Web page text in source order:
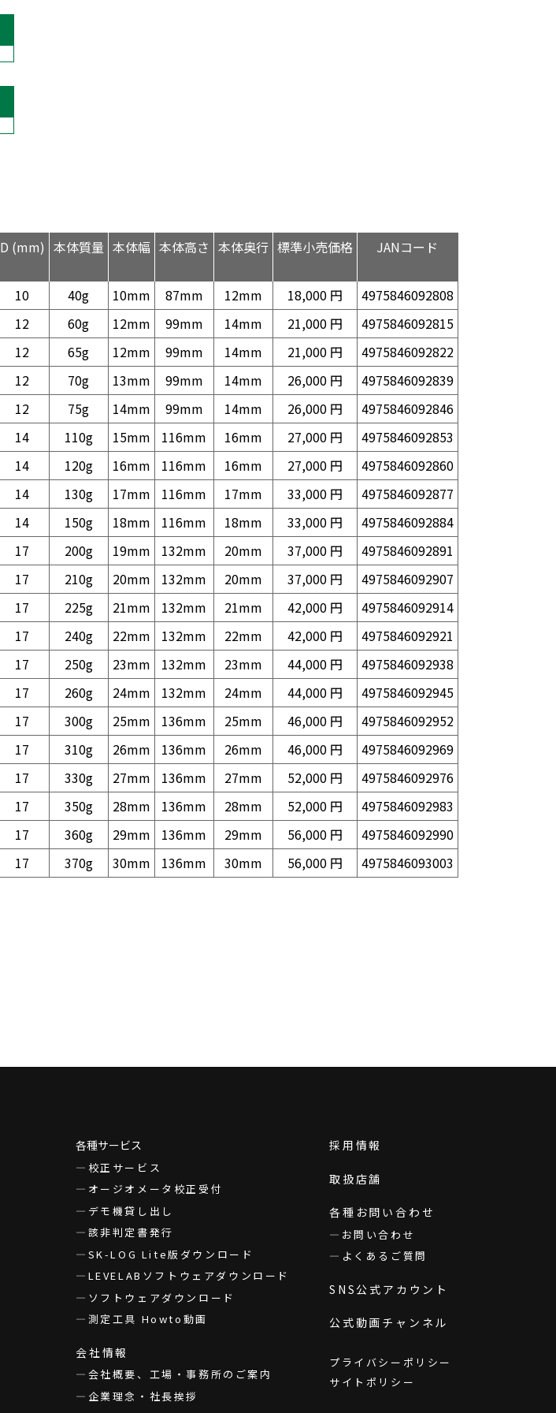
D (mm) 本体質量 本体幅 本体高さ 本体奥行 標準小売価格 JANコード
10 40g 10mm 87mm 12mm 18,000 円
4975846092808
12 60g 12mm 99mm 14mm 21,000 円
4975846092815
12 65g 12mm 99mm 14mm 21,000 円
4975846092822
12 70g 13mm 99mm 14mm 26,000 円
4975846092839
12 75g 14mm 99mm 14mm 26,000 円
4975846092846
14 110g 15mm 116mm 16mm 27,000 円
4975846092853
14 120g 16mm 116mm 16mm 27,000 円
4975846092860
14 130g 17mm 116mm 17mm 33,000 円
4975846092877
14 150g 18mm 116mm 18mm 33,000 円
4975846092884
17 200g 19mm 132mm 20mm 37,000 円
4975846092891
17 210g 20mm 132mm 20mm 37,000 円
4975846092907
17 225g 21mm 132mm 21mm 42,000 円
4975846092914
17 240g 22mm 132mm 22mm 42,000 円
4975846092921
17 250g 23mm 132mm 23mm 44,000 円
4975846092938
17 260g 24mm 132mm 24mm 44,000 円
4975846092945
17 300g 25mm 136mm 25mm 46,000 円
4975846092952
17 310g 26mm 136mm 26mm 46,000 円
4975846092969
17 330g 27mm 136mm 27mm 52,000 円
4975846092976
17 350g 28mm 136mm 28mm 52,000 円
4975846092983
17 360g 29mm 136mm 29mm 56,000 円
4975846092990
17 370g 30mm 136mm 30mm 56,000 円 4975846093003
各種サービス
校正サービス
オージオメータ校正受付
デモ機貸し出し
該非判定書発行
SK-LOG Lite版ダウンロード
LEVELABソフトウェアダウンロード
ソフトウェアダウンロード
測定工具 Howto動画
会社情報
会社概要、工場・事務所のご案内
企業理念・社長挨拶
採用情報
取扱店舗
各種お問い合わせ
お問い合わせ
よくあるご質問
SNS公式アカウント
公式動画チャンネル
プライバシーポリシー
サイトポリシー